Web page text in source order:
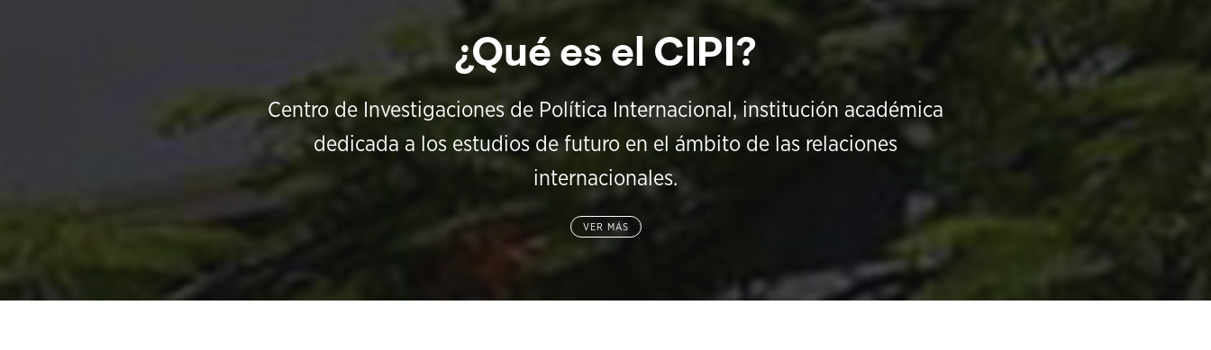
¿Qué es el CIPI?
Centro de Investigaciones de Política Internacional, institución académica
dedicada a los estudios de futuro en el ámbito de las relaciones
internacionales.
VER MÁS